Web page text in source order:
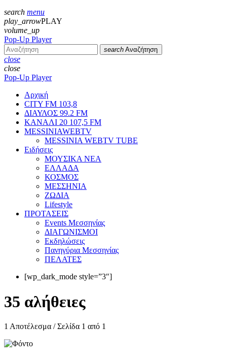
search menu
play_arrowPLAY
volume_up
Pop-Up Player
search Αναζήτηση
close
close
Pop-Up Player
Αρχική
CITY FM 103,8
ΔΙΑΥΛΟΣ 99.2 FM
ΚΑΝΑΛΙ 20 107,5 FM
MESSINIAWEBTV
MESSINIA WEBTV TUBE
Eιδήσεις
ΜΟΥΣΙΚΑ ΝΕΑ
ΕΛΛΑΔΑ
ΚΟΣΜΟΣ
ΜΕΣΣΗΝΙΑ
ΖΩΔΙΑ
Lifestyle
ΠΡΟΤΑΣΕΙΣ
Events Μεσσηνίας
ΔΙΑΓΩΝΙΣΜΟΙ
Εκδηλώσεις
Πανηγύρια Μεσσηνίας
ΠΕΛΑΤΕΣ
[wp_dark_mode style=”3″]
35 αλήθειες
1 Αποτέλεσμα / Σελίδα 1 από 1